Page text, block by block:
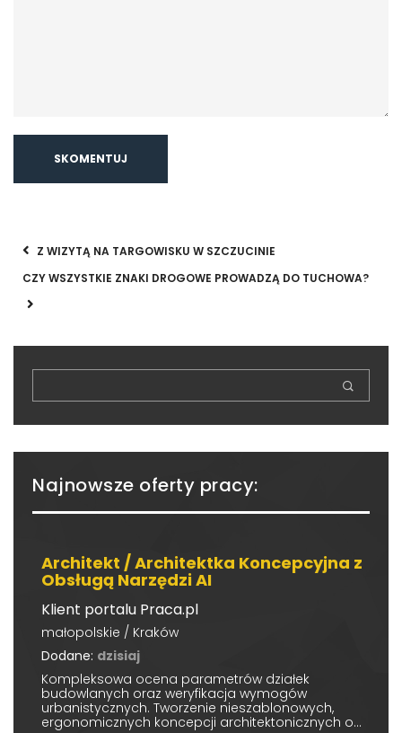
Z WIZYTĄ NA TARGOWISKU W SZCZUCINIE
CZY WSZYSTKIE ZNAKI DROGOWE PROWADZĄ DO TUCHOWA?
Najnowsze oferty pracy:
Architekt / Architektka Koncepcyjna z
Obsługą Narzędzi AI
Klient portalu Praca.pl
małopolskie / Kraków
Dodane: dzisiaj
Kompleksowa ocena parametrów działek
budowlanych oraz weryfikacja wymogów
urbanistycznych. Tworzenie nieszablonowych,
ergonomicznych koncepcji architektonicznych o...